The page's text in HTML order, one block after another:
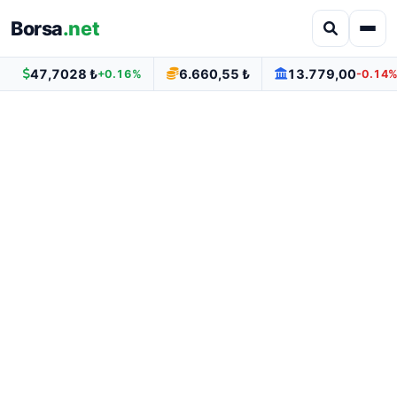
Borsa.net
47,7028 ₺+0.16% 6.660,55 ₺ 13.779,00-0.14%